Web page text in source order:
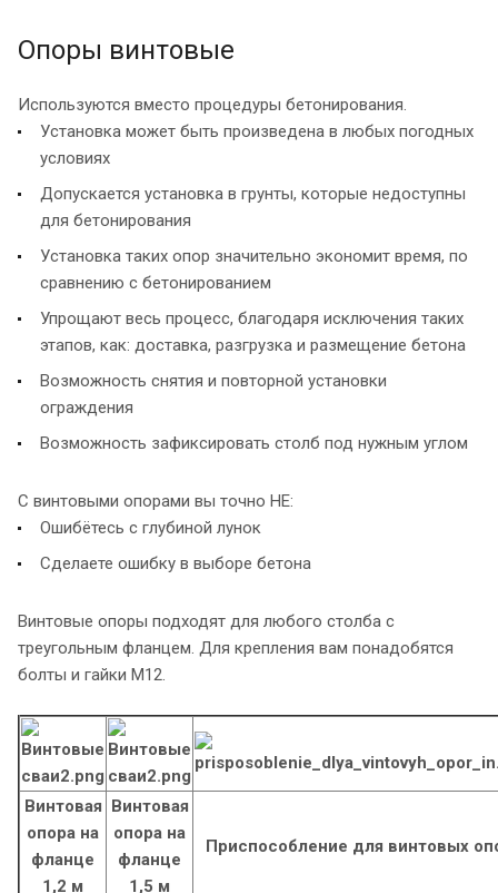
Опоры винтовые
Используются вместо процедуры бетонирования.
Установка может быть произведена в любых погодных
условиях
Допускается установка в грунты, которые недоступны
для бетонирования
Установка таких опор значительно экономит время, по
сравнению с бетонированием
Упрощают весь процесс, благодаря исключения таких
этапов, как: доставка, разгрузка и размещение бетона
Возможность снятия и повторной установки
ограждения
Возможность зафиксировать столб под нужным углом
С винтовыми опорами вы точно НЕ:
Ошибётесь с глубиной лунок
Сделаете ошибку в выборе бетона
Винтовые опоры подходят для любого столба с
треугольным фланцем. Для крепления вам понадобятся
болты и гайки M12.
Винтовая
опора на
фланце
1,2 м
Винтовая
опора на
фланце
1,5 м
Приспособление для винтовых